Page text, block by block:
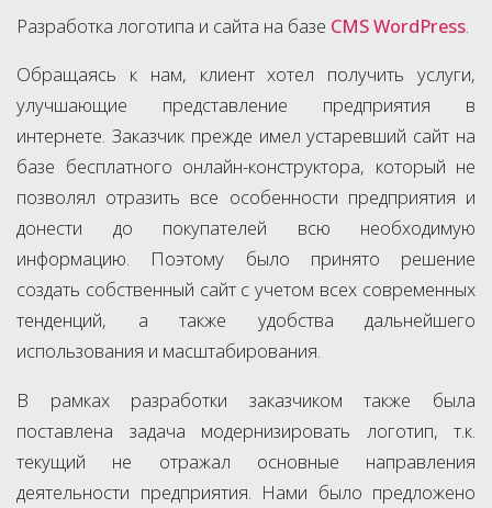
Разработка логотипа и сайта на базе CMS WordPress
Обращаясь к нам, клиент хотел получить услуги,
улучшающие представление предприятия в
интернете. Заказчик прежде имел устаревший сайт на
базе бесплатного онлайн-конструктора, который не
позволял отразить все особенности предприятия и
донести до покупателей всю необходимую
информацию. Поэтому было принято решение
создать собственный сайт с учетом всех современных
тенденций, а также удобства дальнейшего
использования и масштабирования.
В рамках разработки заказчиком также была
поставлена задача модернизировать логотип, т.к.
текущий не отражал основные направления
деятельности предприятия. Нами было предложено